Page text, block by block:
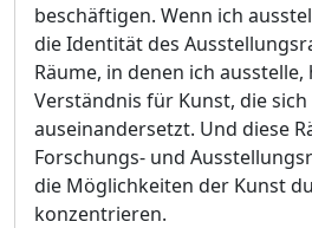
beschäftigen. Wenn ich
die Identität des
Räume, in denen ich
Verständnis für Kunst, die
auseinandersetzt. Und diese
Forschungs- und
die Möglichkeiten der Kunst
konzentrieren.